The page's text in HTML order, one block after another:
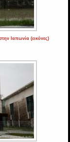
Ιαπωνία (εικόνες)